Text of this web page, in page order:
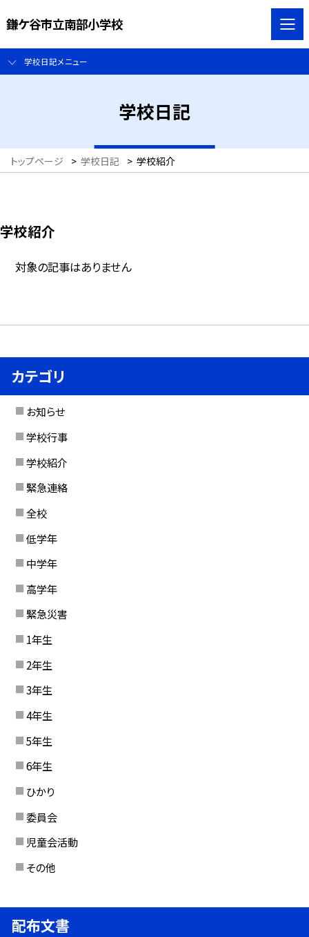
鎌ケ谷市立南部小学校
学校日記メニュー
学校日記
トップページ > 学校日記 > 学校紹介
学校紹介
対象の記事はありません
カテゴリ
お知らせ
学校行事
学校紹介
緊急連絡
全校
低学年
中学年
高学年
緊急災害
1年生
2年生
3年生
4年生
5年生
6年生
ひかり
委員会
児童会活動
その他
配布文書